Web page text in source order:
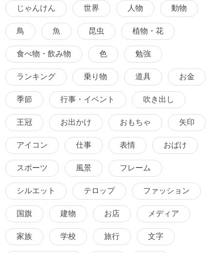
じゃんけん 世界 人物 動物
鳥 魚 昆虫 植物・花
食べ物・飲み物 色 勉強
ランキング 乗り物 道具 お金
季節 行事・イベント 吹き出し
王冠 お出かけ おもちゃ 矢印
アイコン 仕事 表情 おばけ
スポーツ 風景 フレーム
シルエット テロップ ファッション
国旗 建物 お店 メディア
家族 学校 旅行 文字